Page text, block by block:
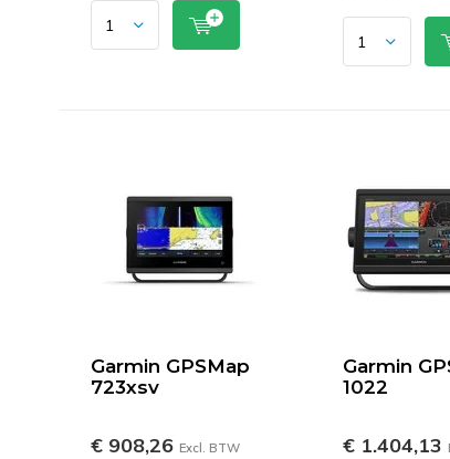
Garmin GPSMap
723xsv
€ 908,26 Excl. BTW
Garmin
1022
€ 1.404,13